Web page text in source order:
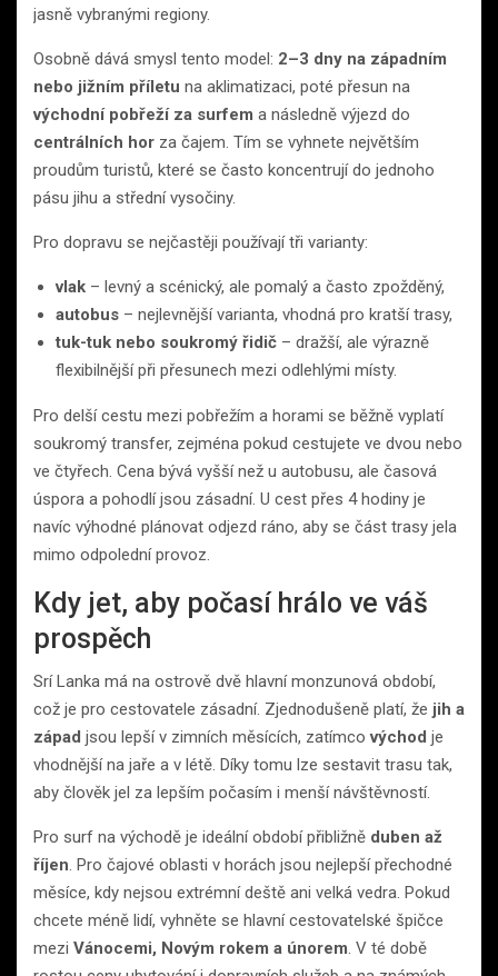
jasně vybranými regiony.
Osobně dává smysl tento model: 2–3 dny na západním
nebo jižním příletu na aklimatizaci, poté přesun na
východní pobřeží za surfem a následně výjezd do
centrálních hor za čajem. Tím se vyhnete největším
proudům turistů, které se často koncentrují do jednoho
pásu jihu a střední vysočiny.
Pro dopravu se nejčastěji používají tři varianty:
vlak – levný a scénický, ale pomalý a často zpožděný,
autobus – nejlevnější varianta, vhodná pro kratší trasy,
tuk-tuk nebo soukromý řidič – dražší, ale výrazně
flexibilnější při přesunech mezi odlehlými místy.
Pro delší cestu mezi pobřežím a horami se běžně vyplatí
soukromý transfer, zejména pokud cestujete ve dvou nebo
ve čtyřech. Cena bývá vyšší než u autobusu, ale časová
úspora a pohodlí jsou zásadní. U cest přes 4 hodiny je
navíc výhodné plánovat odjezd ráno, aby se část trasy jela
mimo odpolední provoz.
Kdy jet, aby počasí hrálo ve váš
prospěch
Srí Lanka má na ostrově dvě hlavní monzunová období,
což je pro cestovatele zásadní. Zjednodušeně platí, že jih a
západ jsou lepší v zimních měsících, zatímcovýchod je
vhodnější na jaře a v létě. Díky tomu lze sestavit trasu tak,
aby člověk jel za lepším počasím i menší návštěvností.
Pro surf na východě je ideální období přibližně duben až
říjen. Pro čajové oblasti v horách jsou nejlepší přechodné
měsíce, kdy nejsou extrémní deště ani velká vedra. Pokud
chcete méně lidí, vyhněte se hlavní cestovatelské špičce
mezi Vánocemi, Novým rokem a únorem. V té době